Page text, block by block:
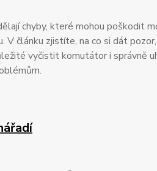
chyby, které mohou poškodit
článku zjistíte, na co si dát
vyčistit komutátor i správně